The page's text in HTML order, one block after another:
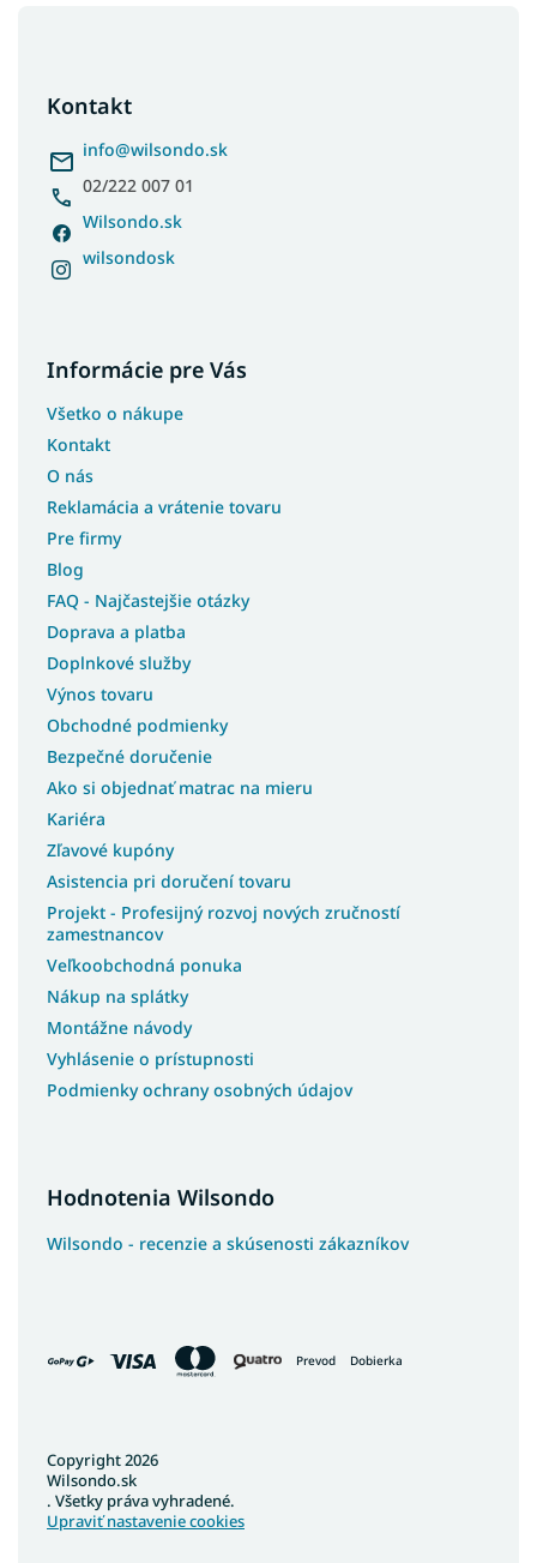
Kontakt
info@wilsondo.sk
02/222 007 01
Wilsondo.sk
wilsondosk
Informácie pre Vás
Všetko o nákupe
Kontakt
O nás
Reklamácia a vrátenie tovaru
Pre firmy
Blog
FAQ - Najčastejšie otázky
Doprava a platba
Doplnkové služby
Výnos tovaru
Obchodné podmienky
Bezpečné doručenie
Ako si objednať matrac na mieru
Kariéra
Zľavové kupóny
Asistencia pri doručení tovaru
Projekt - Profesijný rozvoj nových zručností
zamestnancov
Veľkoobchodná ponuka
Nákup na splátky
Montážne návody
Vyhlásenie o prístupnosti
Podmienky ochrany osobných údajov
Hodnotenia Wilsondo
Wilsondo - recenzie a skúsenosti zákazníkov
Prevod Dobierka
Copyright 2026
Wilsondo.sk
. Všetky práva vyhradené.
Upraviť nastavenie cookies